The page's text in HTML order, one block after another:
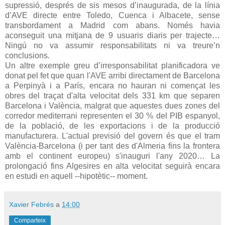
supressió, després de sis mesos d’inaugurada, de la línia
d’AVE directe entre Toledo, Cuenca i Albacete, sense
transbordament a Madrid com abans. Només havia
aconseguit una mitjana de 9 usuaris diaris per trajecte…
Ningú no va assumir responsabilitats ni va treure’n
conclusions.
Un altre exemple greu d’irresponsabilitat planificadora ve
donat pel fet que quan l'AVE arribi directament de Barcelona
a Perpinyà i a París, encara no hauran ni començat les
obres del traçat d'alta velocitat dels 331 km que separen
Barcelona i València, malgrat que aquestes dues zones del
corredor mediterrani representen el 30 % del PIB espanyol,
de la població, de les exportacions i de la producció
manufacturera. L'actual previsió del govern és que el tram
València-Barcelona (i per tant des d'Almeria fins la frontera
amb el continent europeu) s'inauguri l'any 2020… La
prolongació fins Algesires en alta velocitat seguirà encara
en estudi en aquell --hipotètic-- moment.
Xavier Febrés a 14:00
Comparteix